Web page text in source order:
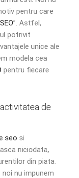
pentru care
”. Astfel,
potrivit
unice ale
modela cea
pentru fiecare
de
seo si
niciodata,
din piata.
nu impunem